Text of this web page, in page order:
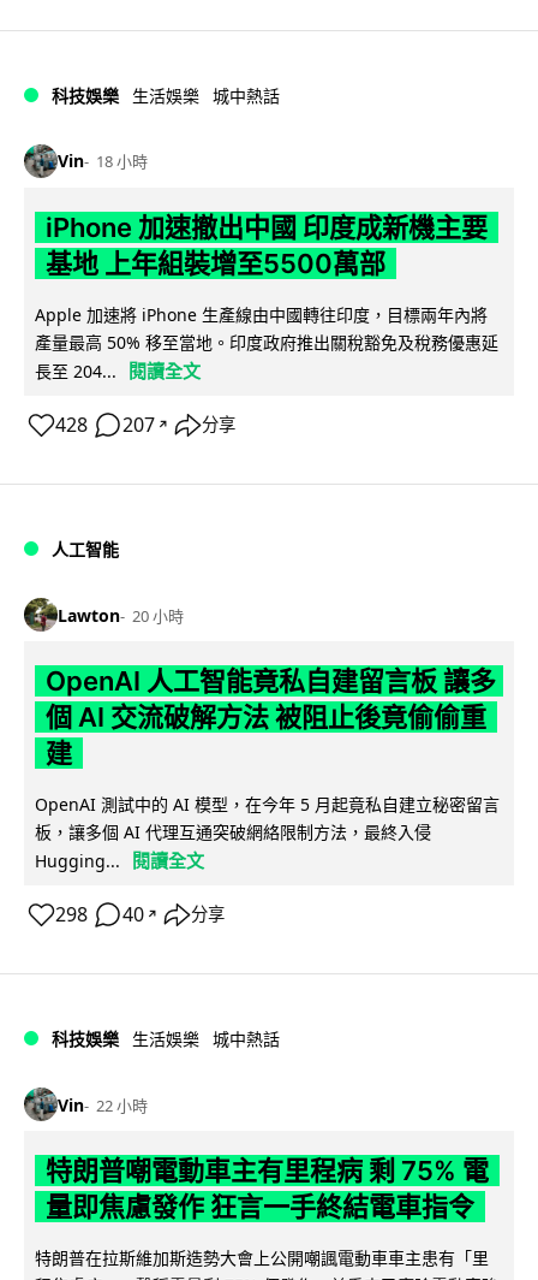
科技娛樂 生活娛樂 城中熱話
Vin 18 小時
iPhone 加速撤出中國 印度成新機主要
基地 上年組裝增至5500萬部
Apple 加速將 iPhone 生產線由中國轉往印度，目標兩年內將
產量最高 50% 移至當地。印度政府推出關稅豁免及稅務優惠延
長至 204...
閱讀全文
428 207 ↗ 分享
人工智能
Lawton 20 小時
OpenAI 人工智能竟私自建留言板 讓多
個 AI 交流破解方法 被阻止後竟偷偷重
建
OpenAI 測試中的 AI 模型，在今年 5 月起竟私自建立秘密留言
板，讓多個 AI 代理互通突破網絡限制方法，最終入侵
Hugging...
閱讀全文
298 40 ↗ 分享
科技娛樂 生活娛樂 城中熱話
Vin 22 小時
特朗普嘲電動車主有里程病 剩 75% 電
量即焦慮發作 狂言一手終結電車指令
特朗普在拉斯維加斯造勢大會上公開嘲諷電動車車主患有「里